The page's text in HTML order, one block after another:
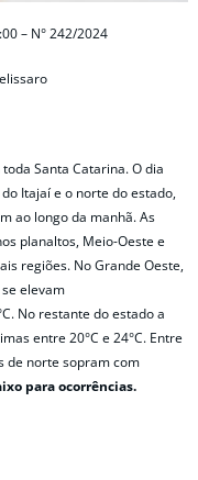
– N° 242/2024
Santa Catarina. O dia
Itajaí e o norte do estado,
ao longo da manhã. As
planaltos, Meio-Oeste e
regiões. No Grande Oeste,
elevam
No restante do estado a
entre 20°C e 24°C. Entre
de norte sopram com
para ocorrências.